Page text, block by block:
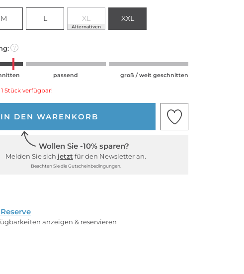
M L XL
Alternativen
XXL
?
passend groß / weit geschnitten
Stück verfügbar!
IN DEN WARENKORB
Wollen Sie -10% sparen?
Melden Sie sich jetzt für den Newsletter an.
Beachten Sie die Gutscheinbedingungen.
anzeigen & reservieren